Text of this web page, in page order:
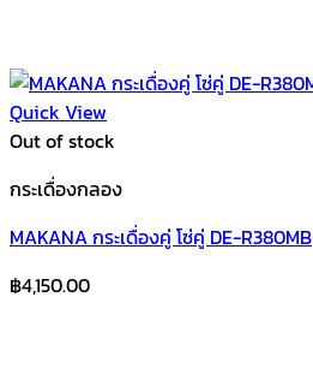
Quick View
Out of stock
กระเดื่องกลอง
MAKANA กระเดื่องคู่ โซ่คู่ DE-R380MB
฿4,150.00